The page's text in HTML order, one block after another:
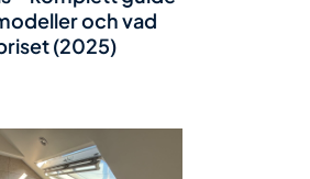
och vad
(2025)